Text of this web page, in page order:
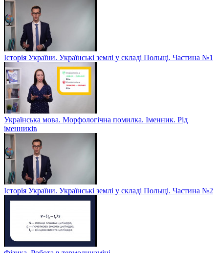
Історія України. Українські землі у складі Польщі. Частина №1
Українська мова. Морфологічна помилка. Іменник. Рід
іменників
Історія України. Українські землі у складі Польщі. Частина №2